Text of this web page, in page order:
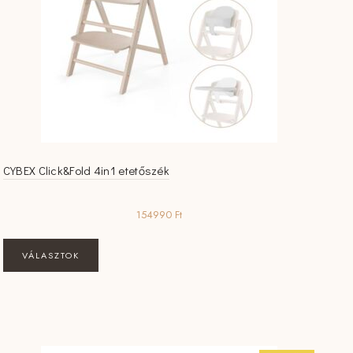
CYBEX Click&Fold 4in1 etetőszék
154990 Ft
VÁLASZTOK
a